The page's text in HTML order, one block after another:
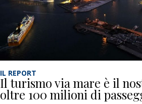
IL REPORT
Il turismo via mare è il
oltre 100 milioni di